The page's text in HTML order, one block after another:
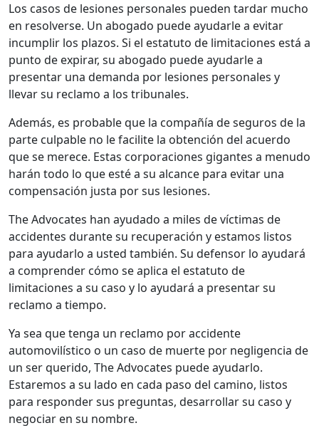
Los casos de lesiones personales pueden tardar mucho
en resolverse. Un abogado puede ayudarle a evitar
incumplir los plazos. Si el estatuto de limitaciones está a
punto de expirar, su abogado puede ayudarle a
presentar una demanda por lesiones personales y
llevar su reclamo a los tribunales.
Además, es probable que la compañía de seguros de la
parte culpable no le facilite la obtención del acuerdo
que se merece. Estas corporaciones gigantes a menudo
harán todo lo que esté a su alcance para evitar una
compensación justa por sus lesiones.
The Advocates han ayudado a miles de víctimas de
accidentes durante su recuperación y estamos listos
para ayudarlo a usted también. Su defensor lo ayudará
a comprender cómo se aplica el estatuto de
limitaciones a su caso y lo ayudará a presentar su
reclamo a tiempo.
Ya sea que tenga un reclamo por accidente
automovilístico o un caso de muerte por negligencia de
un ser querido, The Advocates puede ayudarlo.
Estaremos a su lado en cada paso del camino, listos
para responder sus preguntas, desarrollar su caso y
negociar en su nombre.